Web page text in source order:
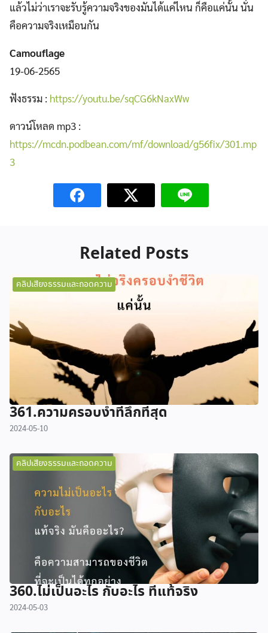
แล้วไม่ว่าเราจะรับรู้ความจริงของมันได้แค่ไหน ก็คือแค่นั้น นั่น
คือความจริงเหมือนกัน
Camouflage
19-06-2565
ฟังธรรม : https://youtu.be/sqCG6kNaxWw
ดาวน์โหลด mp3 :
https://mcdn.podbean.com/mf/download/g56fix/301.mp
3
Related Posts
คลิปเสียงธรรมและถอดความ
361.ความครอบงำที่ลึกที่สุด
2024-05-10
คลิปเสียงธรรมและถอดความ
360.ไม่เป็นอะไร กับอะไร ที่แท้จริง
2024-05-03